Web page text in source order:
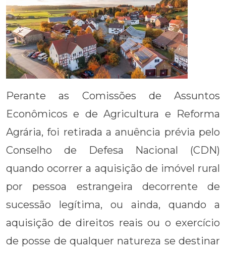
Perante as Comissões de Assuntos
Econômicos e de Agricultura e Reforma
Agrária, foi retirada a anuência prévia pelo
Conselho de Defesa Nacional (CDN)
quando ocorrer a aquisição de imóvel rural
por pessoa estrangeira decorrente de
sucessão legítima, ou ainda, quando a
aquisição de direitos reais ou o exercício
de posse de qualquer natureza se destinar